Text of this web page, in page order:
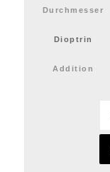
Durchmesser
Dioptrin
Addition